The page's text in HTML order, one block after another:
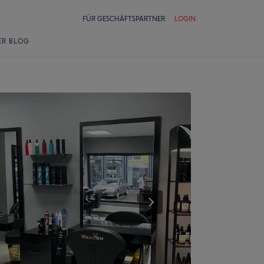
FÜR GESCHÄFTSPARTNER LOGIN
BLOG